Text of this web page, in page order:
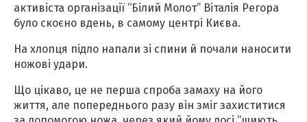
активіста організації “Білий Молот” Віталія Регора
було скоєно вдень, в самому центрі Києва.
На хлопця підло напали зі спини й почали наносити
ножові удари.
Що цікаво, це не перша спроба замаху на його
життя, але попереднього разу він зміг захиститися